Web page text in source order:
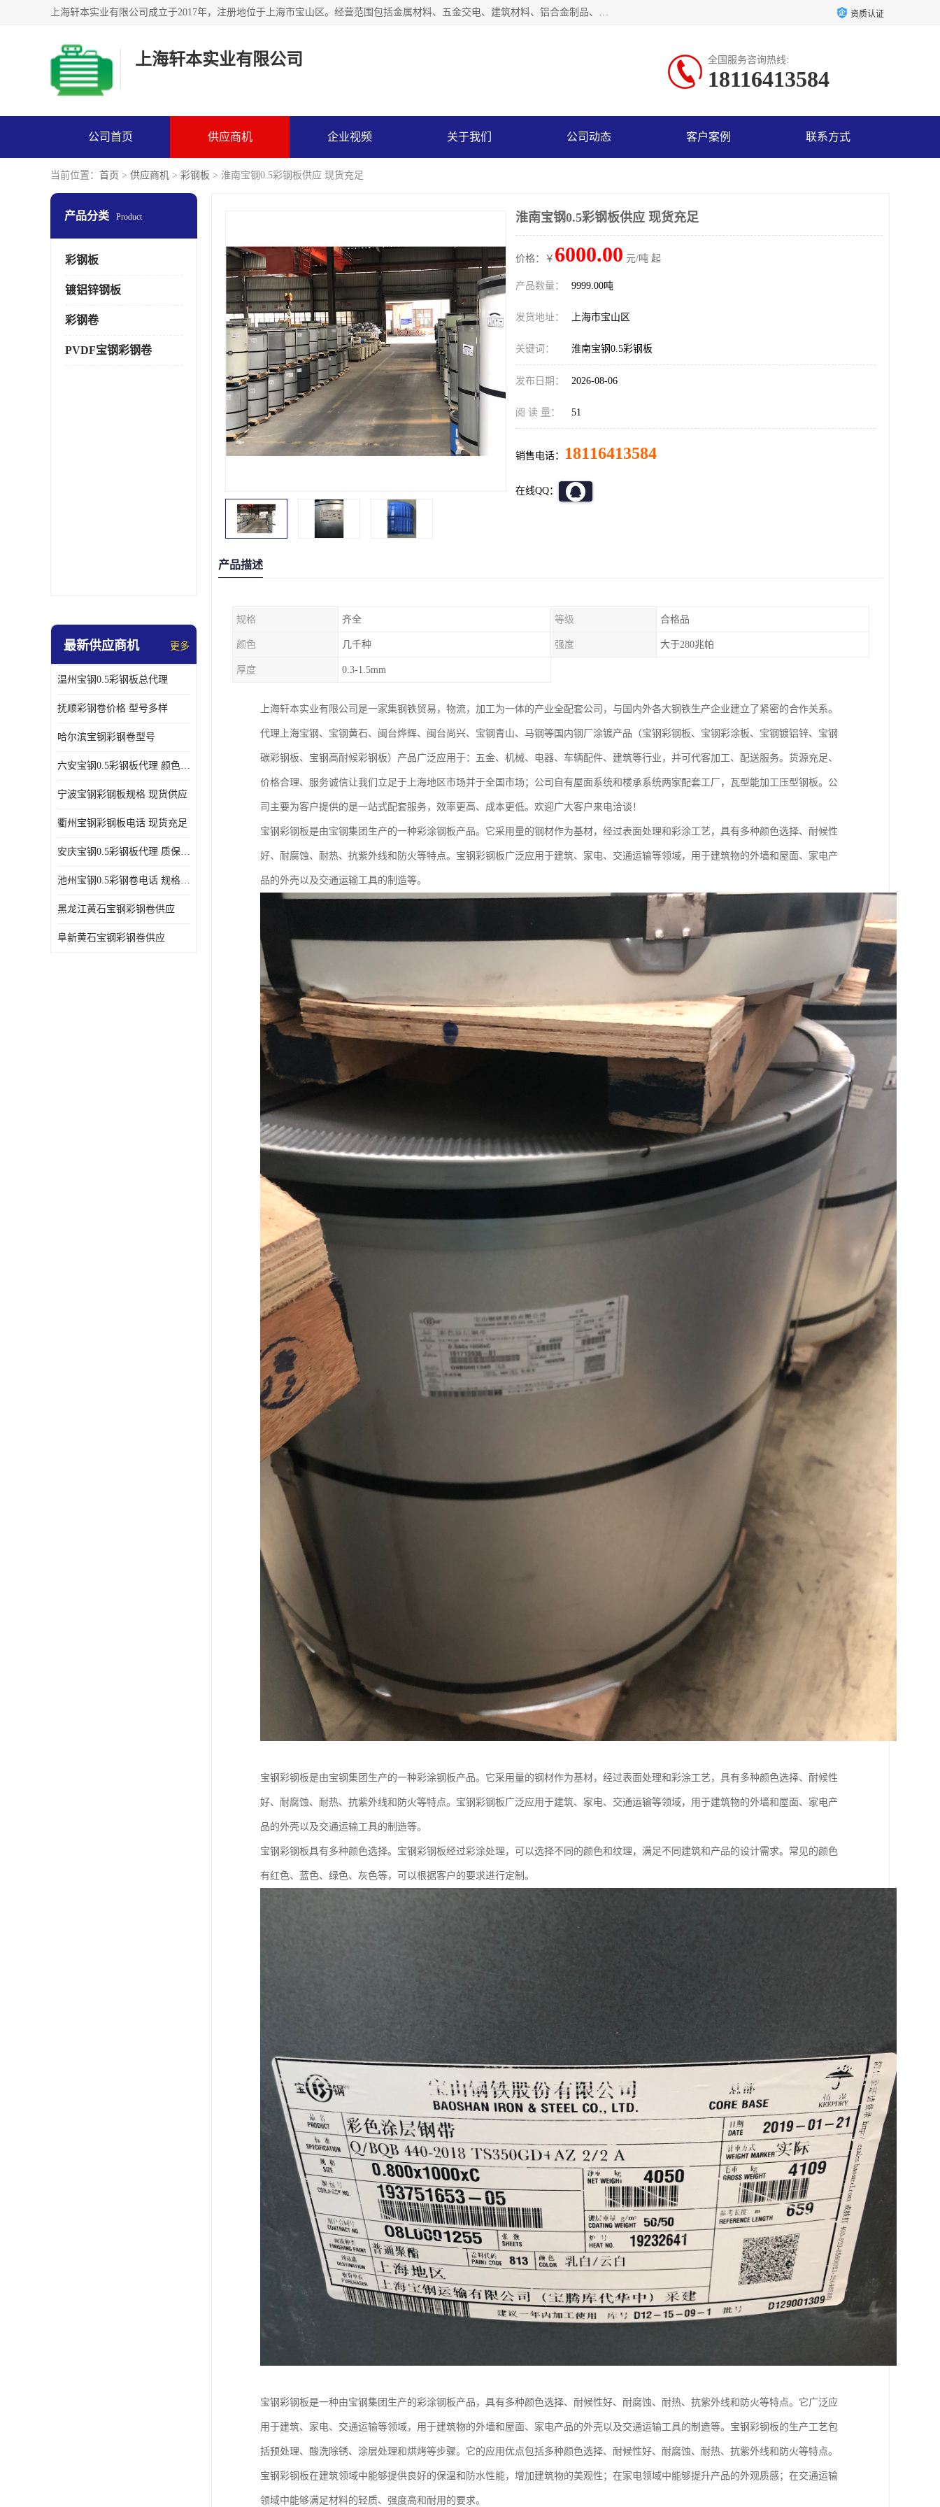
上海轩本实业有限公司成立于2017年，注册地位于上海市宝山区。经营范围包括金属材料、五金交电、建筑材料、铝合金制品、机械设备、电线电缆、装潢材料等；公司主营产品：宝钢彩钢板、宝钢彩钢卷、宝钢彩涂板、宝钢彩涂卷、宝钢高耐候彩钢板，宝钢氟碳彩钢板。是一家集钢铁贸易，物流、加工为一体的产业全配套公司。 资质认证
上海轩本实业有限公司 全国服务咨询热线:
18116413584
公司首页 供应商机 企业视频 关于我们 公司动态 客户案例 联系方式
当前位置： 首页 > 供应商机 > 彩钢板 > 淮南宝钢0.5彩钢板供应 现货充足
产品分类 Product
彩钢板
镀铝锌钢板
彩钢卷
PVDF宝钢彩钢卷
最新供应商机 更多
温州宝钢0.5彩钢板总代理
抚顺彩钢卷价格 型号多样
哈尔滨宝钢彩钢卷型号
六安宝钢0.5彩钢板代理 颜色定制
宁波宝钢彩钢板规格 现货供应
衢州宝钢彩钢板电话 现货充足
安庆宝钢0.5彩钢板代理 质保十年起
池州宝钢0.5彩钢卷电话 规格多样
黑龙江黄石宝钢彩钢卷供应
阜新黄石宝钢彩钢卷供应
淮南宝钢0.5彩钢板供应 现货充足
价格：￥ 6000.00 元/吨 起
产品数量： 9999.00吨
发货地址： 上海市宝山区
关键词： 淮南宝钢0.5彩钢板
发布日期： 2026-08-06
阅 读 量： 51
销售电话： 18116413584
在线QQ：
产品描述
规格 齐全 等级 合格品
颜色 几千种 强度 大于280兆帕
厚度 0.3-1.5mm
上海轩本实业有限公司是一家集钢铁贸易，物流，加工为一体的产业全配套公司，与国内外各大钢铁生产企业建立了紧密的合作关系。
代理上海宝钢、宝钢黄石、闽台烨辉、闽台尚兴、宝钢青山、马钢等国内钢厂涂镀产品（宝钢彩钢板、宝钢彩涂板、宝钢镀铝锌、宝钢
碳彩钢板、宝钢高耐候彩钢板）产品广泛应用于：五金、机械、电器、车辆配件、建筑等行业，并可代客加工、配送服务。货源充足、
价格合理、服务诚信让我们立足于上海地区市场并于全国市场；公司自有屋面系统和楼承系统两家配套工厂，瓦型能加工压型钢板。公
司主要为客户提供的是一站式配套服务，效率更高、成本更低。欢迎广大客户来电洽谈！
宝钢彩钢板是由宝钢集团生产的一种彩涂钢板产品。它采用量的钢材作为基材，经过表面处理和彩涂工艺，具有多种颜色选择、耐候性
好、耐腐蚀、耐热、抗紫外线和防火等特点。宝钢彩钢板广泛应用于建筑、家电、交通运输等领域，用于建筑物的外墙和屋面、家电产
品的外壳以及交通运输工具的制造等。
宝钢彩钢板是由宝钢集团生产的一种彩涂钢板产品。它采用量的钢材作为基材，经过表面处理和彩涂工艺，具有多种颜色选择、耐候性
好、耐腐蚀、耐热、抗紫外线和防火等特点。宝钢彩钢板广泛应用于建筑、家电、交通运输等领域，用于建筑物的外墙和屋面、家电产
品的外壳以及交通运输工具的制造等。
宝钢彩钢板具有多种颜色选择。宝钢彩钢板经过彩涂处理，可以选择不同的颜色和纹理，满足不同建筑和产品的设计需求。常见的颜色
有红色、蓝色、绿色、灰色等，可以根据客户的要求进行定制。
宝钢彩钢板是一种由宝钢集团生产的彩涂钢板产品，具有多种颜色选择、耐候性好、耐腐蚀、耐热、抗紫外线和防火等特点。它广泛应
用于建筑、家电、交通运输等领域，用于建筑物的外墙和屋面、家电产品的外壳以及交通运输工具的制造等。宝钢彩钢板的生产工艺包
括预处理、酸洗除锈、涂层处理和烘烤等步骤。它的应用优点包括多种颜色选择、耐候性好、耐腐蚀、耐热、抗紫外线和防火等特点。
宝钢彩钢板在建筑领域中能够提供良好的保温和防水性能，增加建筑物的美观性；在家电领域中能够提升产品的外观质感；在交通运输
领域中能够满足材料的轻质、强度高和耐用的要求。